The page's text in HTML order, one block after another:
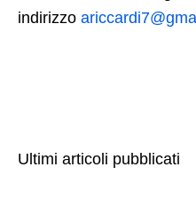
indirizzo
Ultimi articoli pubblicati